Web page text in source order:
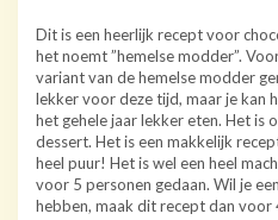
Dit is een heerlijk recept voor
het noemt ”hemelse modder”.
variant van de hemelse modder
lekker voor deze tijd, maar je kan
het gehele jaar lekker eten. Het is
dessert. Het is een makkelijk
heel puur! Het is wel een heel
voor 5 personen gedaan. Wil je
hebben, maak dit recept dan voor